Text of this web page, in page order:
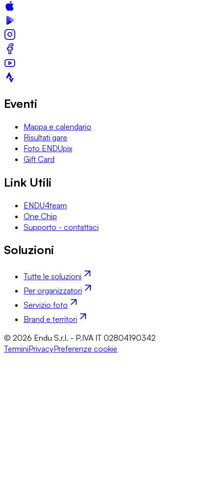
Eventi
Mappa e calendario
Risultati gare
Foto ENDUpix
Gift Card
Link Utili
ENDU4team
One Chip
Supporto - contattaci
Soluzioni
Tutte le soluzioni
Per organizzatori
Servizio foto
Brand e territori
© 2026 Endu S.r.l. - P.IVA IT 02804190342
TerminiPrivacyPreferenze cookie